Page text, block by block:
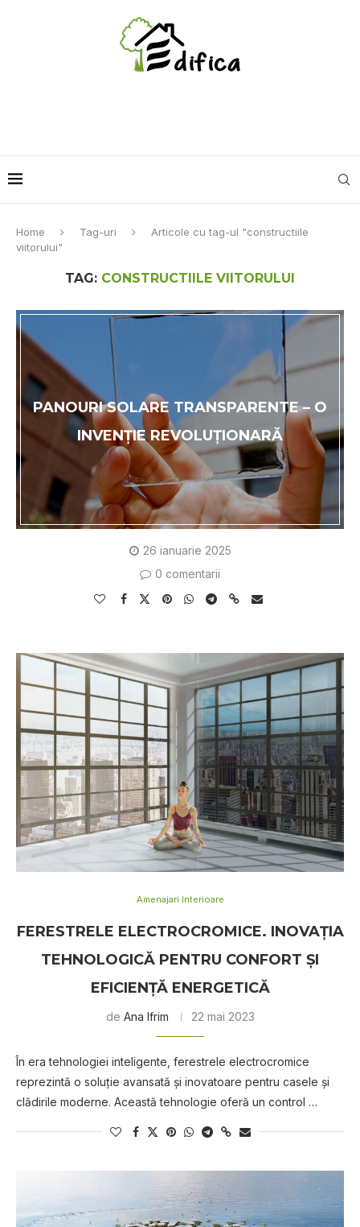
Home Tag-uri
Articole cu tag-ul "constructiile
viitorului"
TAG: CONSTRUCTIILE VIITORULUI
PANOURI SOLARE TRANSPARENTE – O
INVENȚIE REVOLUȚIONARĂ
26 ianuarie 2025
0 comentarii
Amenajari Interioare
FERESTRELE ELECTROCROMICE. INOVAȚIA
TEHNOLOGICĂ PENTRU CONFORT ȘI
EFICIENȚĂ ENERGETICĂ
de Ana Ifrim 22 mai 2023
În era tehnologiei inteligente, ferestrele electrocromice
reprezintă o soluție avansată și inovatoare pentru casele și
clădirile moderne. Această tehnologie oferă un control …